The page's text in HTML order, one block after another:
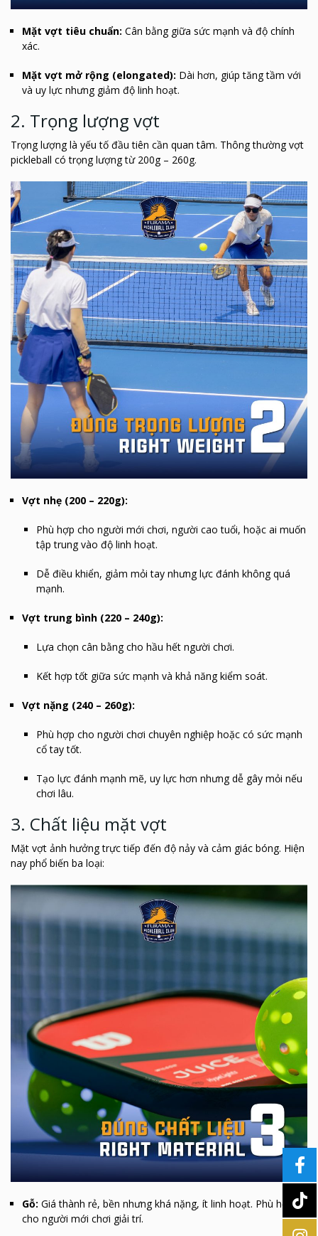
Mặt vợt tiêu chuẩn: Cân bằng giữa sức mạnh và độ chính
xác.
Mặt vợt mở rộng (elongated): Dài hơn, giúp tăng tầm với
và uy lực nhưng giảm độ linh hoạt.
2. Trọng lượng vợt
Trọng lượng là yếu tố đầu tiên cần quan tâm. Thông thường vợt
pickleball có trọng lượng từ 200g – 260g.
Vợt nhẹ (200 – 220g):
Phù hợp cho người mới chơi, người cao tuổi, hoặc ai muốn
tập trung vào độ linh hoạt.
Dễ điều khiển, giảm mỏi tay nhưng lực đánh không quá
mạnh.
Vợt trung bình (220 – 240g):
Lựa chọn cân bằng cho hầu hết người chơi.
Kết hợp tốt giữa sức mạnh và khả năng kiểm soát.
Vợt nặng (240 – 260g):
Phù hợp cho người chơi chuyên nghiệp hoặc có sức mạnh
cổ tay tốt.
Tạo lực đánh mạnh mẽ, uy lực hơn nhưng dễ gây mỏi nếu
chơi lâu.
3. Chất liệu mặt vợt
Mặt vợt ảnh hưởng trực tiếp đến độ nảy và cảm giác bóng. Hiện
nay phổ biến ba loại:
Gỗ: Giá thành rẻ, bền nhưng khá nặng, ít linh hoạt. Phù hợp
cho người mới chơi giải trí.